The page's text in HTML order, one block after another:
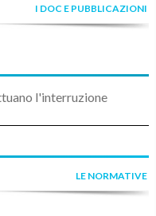
I DOC E PUBBLICAZIONI
l'interruzione
LE NORMATIVE